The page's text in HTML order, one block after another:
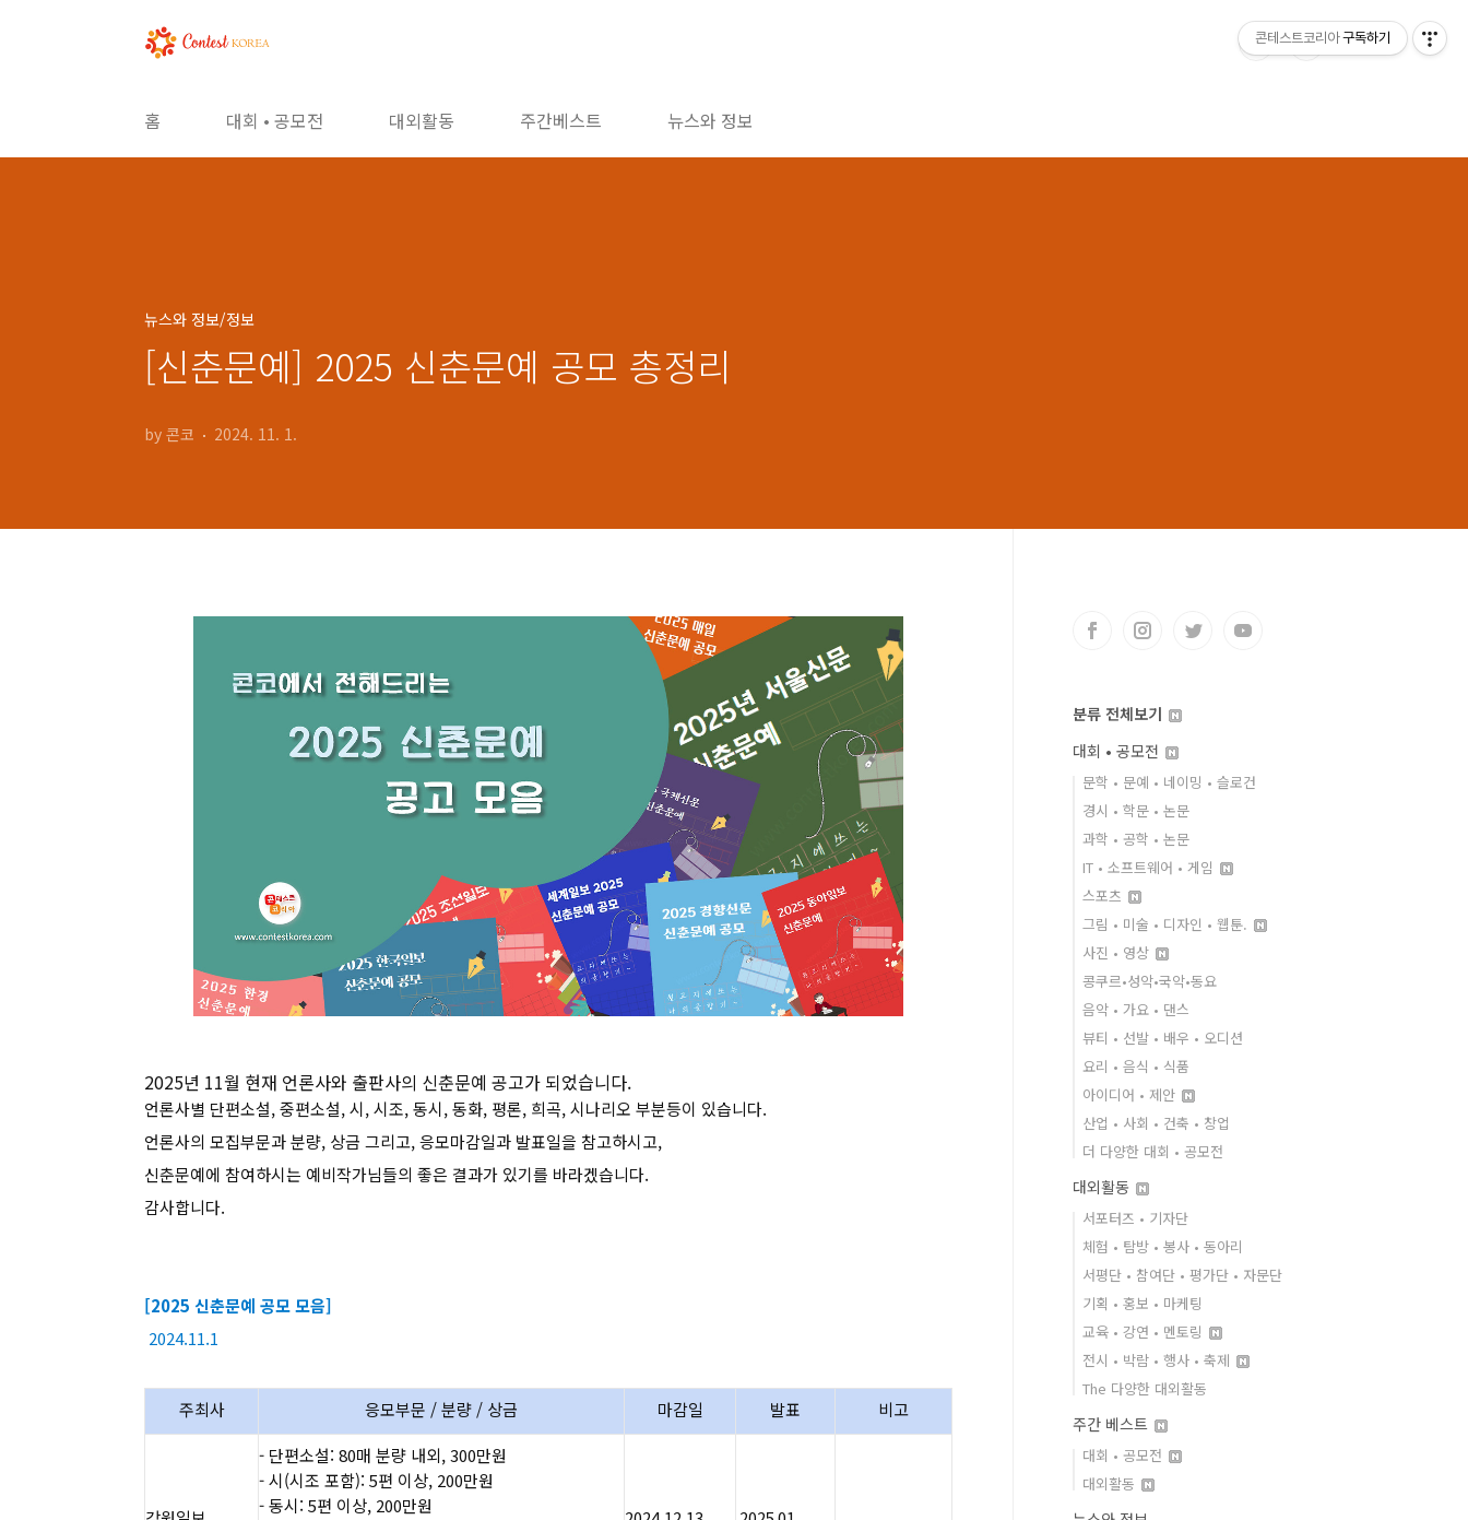
홈 대회 • 공모전 대외활동 주간베스트 뉴스와 정보
뉴스와 정보/정보
[신춘문예] 2025 신춘문예 공모 총정리
by 콘코 2024. 11. 1.
2025년 11월 현재 언론사와 출판사의 신춘문예 공고가 되었습니다.
언론사별 단편소설, 중편소설, 시, 시조, 동시, 동화, 평론, 희곡, 시나리오 부분등이 있습니다.
언론사의 모집부문과 분량, 상금 그리고, 응모마감일과 발표일을 참고하시고,
신춘문예에 참여하시는 예비작가님들의 좋은 결과가 있기를 바라겠습니다.
감사합니다.
[2025 신춘문예 공모 모음]
2024.11.1
주최사 응모부문 / 분량 / 상금 마감일 발표 비고
- 단편소설: 80매 분량 내외, 300만원
- 시(시조 포함): 5편 이상, 200만원​
- 동시: 5편 이상, 200만원
분류 전체보기
대회 • 공모전
문학 • 문예 • 네이밍 • 슬로건
경시 • 학문 • 논문
과학 • 공학 • 논문
IT • 소프트웨어 • 게임
스포츠
그림 • 미술 • 디자인 • 웹툰.
사진 • 영상
콩쿠르•성악•국악•동요
음악 • 가요 • 댄스
뷰티 • 선발 • 배우 • 오디션
요리 • 음식 • 식품
아이디어 • 제안
산업 • 사회 • 건축 • 창업
더 다양한 대회 • 공모전
대외활동
서포터즈 • 기자단
체험 • 탐방 • 봉사 • 동아리
서평단 • 참여단 • 평가단 • 자문단
기획 • 홍보 • 마케팅
교육 • 강연 • 멘토링
전시 • 박람 • 행사 • 축제
The 다양한 대외활동
주간 베스트
대회 • 공모전
대외활동
콘테스트코리아 구독하기